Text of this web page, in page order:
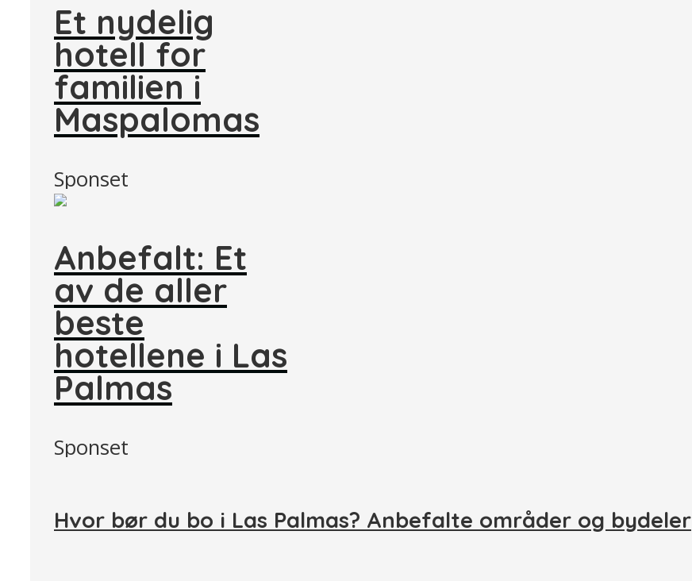
Et nydelig
hotell for
familien i
Maspalomas
Sponset
Anbefalt: Et
av de aller
beste
hotellene i Las
Palmas
Sponset
Hvor bør du bo i Las Palmas? Anbefalte områder og bydeler